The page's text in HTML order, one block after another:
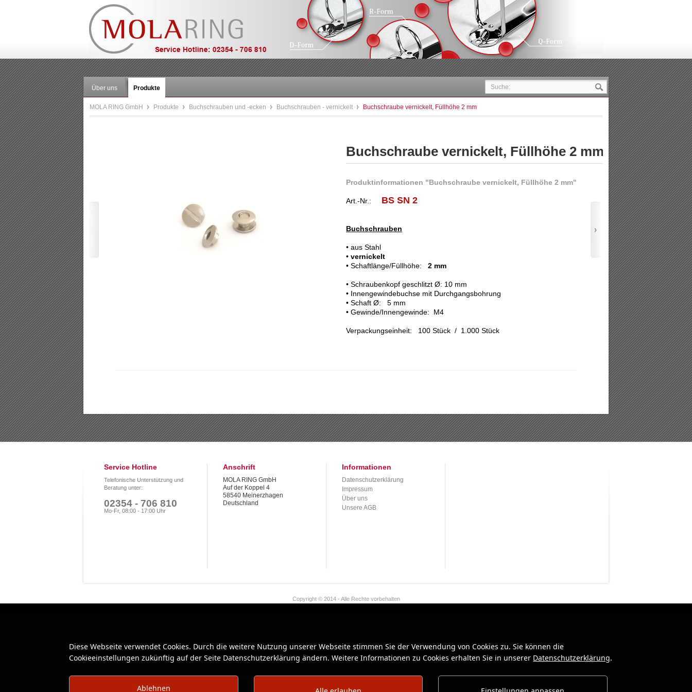
Über uns Produkte
MOLA RING GmbH Produkte Buchschrauben und -ecken Buchschrauben - vernickelt Buchschraube vernickelt, Füllhöhe 2 mm
Buchschraube vernickelt, Füllhöhe 2 mm
Produktinformationen "Buchschraube vernickelt, Füllhöhe 2 mm"
Art.-Nr.: BS SN 2
Buchschrauben
• aus Stahl
• vernickelt
• Schaftlänge/Füllhöhe: 2 mm
• Schraubenkopf geschlitzt Ø: 10 mm
• Innengewindebuchse mit Durchgangsbohrung
• Schaft Ø: 5 mm
• Gewinde/Innengewinde: M4
Verpackungseinheit: 100 Stück / 1.000 Stück
Service Hotline
Telefonische Unterstützung und
Beratung unter:
02354 - 706 810
Mo-Fr, 08:00 - 17:00 Uhr
Anschrift
MOLA RING GmbH
Auf der Koppel 4
58540 Meinerzhagen
Deutschland
Informationen
Datenschutzerklärung
Impressum
Über uns
Unsere AGB
Copyright © 2014 - Alle Rechte vorbehalten
Diese Webseite verwendet Cookies. Durch die weitere Nutzung unserer Webseite stimmen Sie der Verwendung von Cookies zu. Sie können die
Cookieeinstellungen zukünftig auf der Seite Datenschutzerklärung ändern. Weitere Informationen zu Cookies erhalten Sie in unserer Datenschutzerklärung.
Ablehnen